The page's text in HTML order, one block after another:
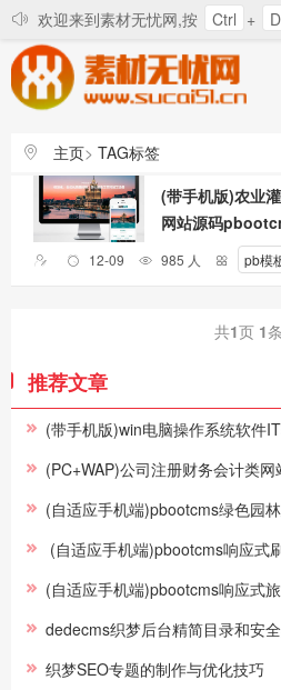
欢迎来到素材无忧网,按 Ctrl + D
和会员的道歉信
主页> TAG标签
(带手机版)农业
网站源码
12-09 985 人 pb模
共1页 1条
推荐文章
(带手机版)win电脑操作系统软件IT软件
(PC+WAP)公司注册财务会计类网站pbootcms模
(自适应手机端)pbootcms绿色园林建筑艺术网站
(自适应手机端)pbootcms响应式刷卡机POS机网
(自适应手机端)pbootcms响应式旅游公司网站模板
dedecms织梦后台精简目录和安全具
织梦SEO专题的制作与优化技巧